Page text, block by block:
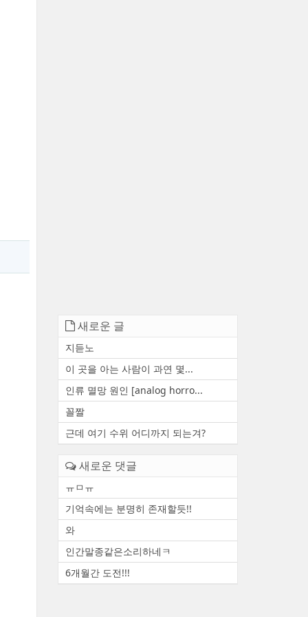
새로운 글
지듣노
이 곳을 아는 사람이 과연 몇...
인류 멸망 원인 [analog horro...
꼴짤
근데 여기 수위 어디까지 되는겨?
새로운 댓글
ㅠㅁㅠ
기억속에는 분명히 존재할듯!!
와
인간말종같은소리하네ㅋ
6개월간 도전!!!